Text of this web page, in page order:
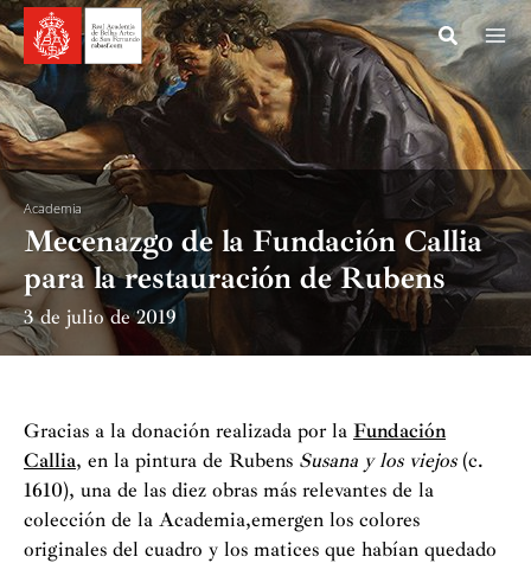
Ir
al
contenido
Academia
Mecenazgo de la Fundación Callia
para la restauración de Rubens
3 de julio de 2019
Gracias a la donación realizada por la Fundación
Callia, en la pintura de Rubens Susana y los viejos (c.
1610), una de las diez obras más relevantes de la
colección de la Academia,emergen los colores
originales del cuadro y los matices que habían quedado